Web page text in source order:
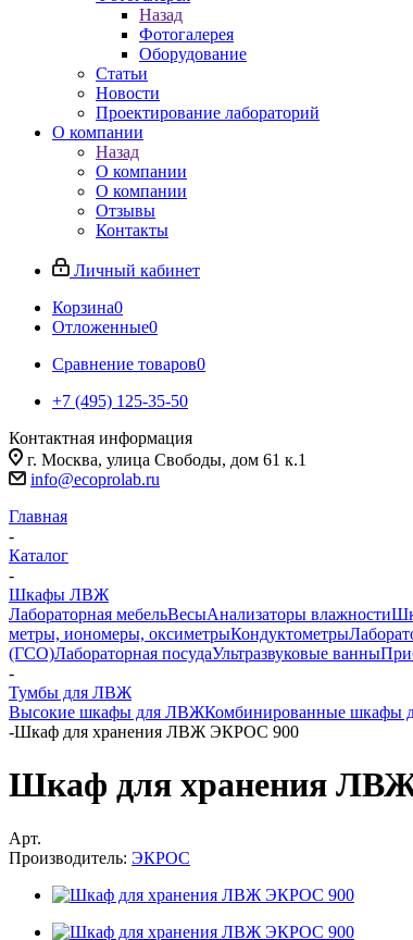
Назад
Фотогалерея
Оборудование
Статьи
Новости
Проектирование лабораторий
О компании
Назад
О компании
О компании
Отзывы
Контакты
Личный кабинет
Корзина0
Отложенные0
Сравнение товаров0
+7 (495) 125-35-50
Контактная информация
г. Москва, улица Свободы, дом 61 к.1
info@ecoprolab.ru
Главная
-
Каталог
-
Шкафы ЛВЖ
Лабораторная мебельВесыАнализаторы влажности
метры, иономеры, оксиметрыКондуктометры
(ГСО)Лабораторная посудаУльтразвуковые ванны
-
Тумбы для ЛВЖ
Высокие шкафы для ЛВЖКомбинированные шкафы
-Шкаф для хранения ЛВЖ ЭКРОС 900
Шкаф для хранения
Арт.
Производитель: ЭКРОС